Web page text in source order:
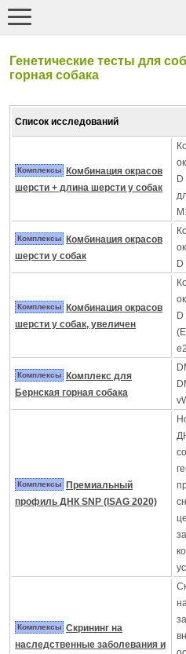
Генетические тесты для
горная собака
Список исследований
Комплексы
Комбинация окрасов
шерсти + длина шерсти у собак
Комплексы
Комбинация окрасов
шерсти у собак
Комплексы
Комбинация окрасов
шерсти у собак, увеличен
Комплексы
Комплекс для
Бернская горная собака
Комплексы
Премиальный
профиль ДНК SNP (ISAG 2020)
Комплексы Скрининг на
наследственные заболевания и